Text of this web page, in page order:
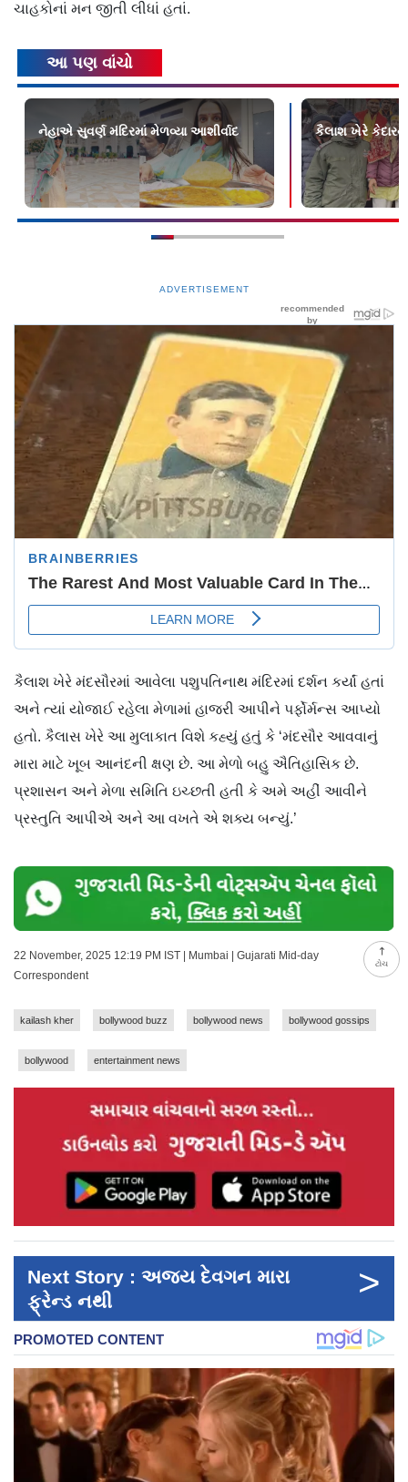
ટોચ
ચાહકોનાં મન જીતી લીધાં હતાં.
આ પણ વાંચો
નેહાએ સુવર્ણ મંદિરમાં મેળવ્યા આશીર્વાદ કૈલાશ ખેરે
ADVERTISEMENT
કૈલાશ ખેરે મંદસૌરમાં આવેલા પશુપતિનાથ મંદિરમાં દર્શન કર્યાં હતાં
અને ત્યાં યોજાઈ રહેલા મેળામાં હાજરી આપીને પર્ફોર્મન્સ આપ્યો
હતો. કૈલાસ ખેરે આ મુલાકાત વિશે કહ્યું હતું કે ‘મંદસૌર આવવાનું
મારા માટે ખૂબ આનંદની ક્ષણ છે. આ મેળો બહુ ઐતિહાસિક છે.
પ્રશાસન અને મેળા સમિતિ ઇચ્છતી હતી કે અમે અહીં આવીને
પ્રસ્તુતિ આપીએ અને આ વખતે એ શક્ય બન્યું.’
22 November, 2025 12:19 PM IST | Mumbai | Gujarati Mid-day
Correspondent
kailash kher bollywood buzz bollywood news bollywood gossips
bollywood entertainment news
Next Story : અજય દેવગન મારા
ફ્રેન્ડ નથી
>